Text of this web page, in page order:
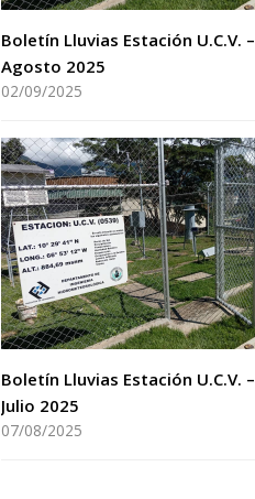
Boletín Lluvias Estación U.C.V. –
Agosto 2025
02/09/2025
Boletín Lluvias Estación U.C.V. –
Julio 2025
07/08/2025